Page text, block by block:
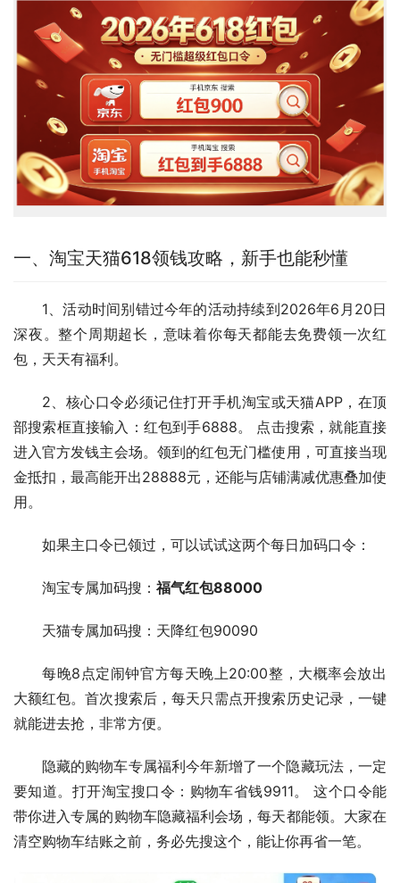
一、淘宝天猫618领钱攻略，新手也能秒懂
1、活动时间别错过今年的活动持续到2026年6月20日
深夜。整个周期超长，意味着你每天都能去免费领一次红
包，天天有福利。
2、核心口令必须记住打开手机淘宝或天猫APP，在顶
部搜索框直接输入：红包到手6888。 点击搜索，就能直接
进入官方发钱主会场。领到的红包无门槛使用，可直接当现
金抵扣，最高能开出28888元，还能与店铺满减优惠叠加使
用。
如果主口令已领过，可以试试这两个每日加码口令：
淘宝专属加码搜： 福气红包88000
天猫专属加码搜：天降红包90090
每晚8点定闹钟官方每天晚上20:00整，大概率会放出
大额红包。首次搜索后，每天只需点开搜索历史记录，一键
就能进去抢，非常方便。
隐藏的购物车专属福利今年新增了一个隐藏玩法，一定
要知道。打开淘宝搜口令： 购物车省钱9911。 这个口令能
带你进入专属的购物车隐藏福利会场，每天都能领。大家在
清空购物车结账之前，务必先搜这个，能让你再省一笔。